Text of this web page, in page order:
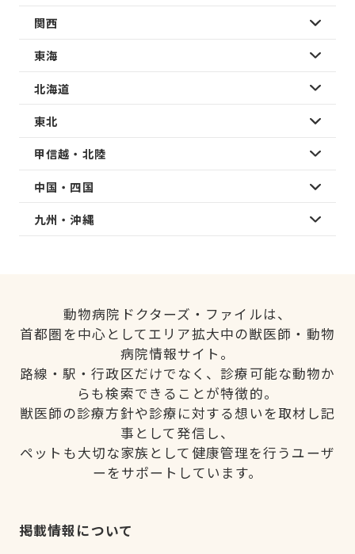
関西
東海
北海道
東北
甲信越・北陸
中国・四国
九州・沖縄
動物病院ドクターズ・ファイルは、
首都圏を中心としてエリア拡大中の獣医師・動物
病院情報サイト。
路線・駅・行政区だけでなく、診療可能な動物か
らも検索できることが特徴的。
獣医師の診療方針や診療に対する想いを取材し記
事として発信し、
ペットも大切な家族として健康管理を行うユーザ
ーをサポートしています。
掲載情報について